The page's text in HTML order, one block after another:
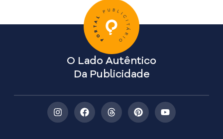
O Lado Autêntico
Da Publicidade